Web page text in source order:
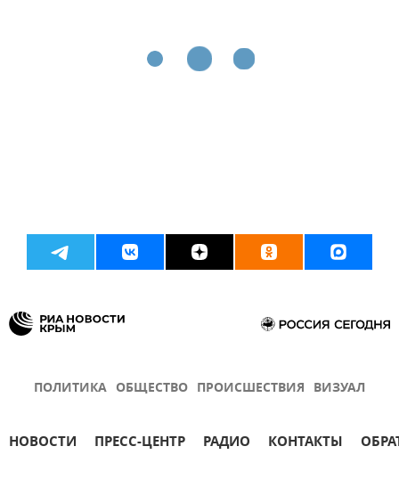
ПОЛИТИКА ОБЩЕСТВО ПРОИСШЕСТВИЯ ВИЗУАЛ
НОВОСТИ ПРЕСС-ЦЕНТР РАДИО КОНТАКТЫ